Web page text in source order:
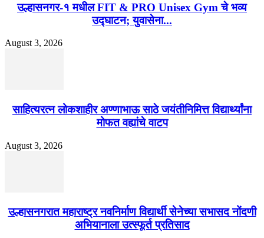
उल्हासनगर-१ मधील FIT & PRO Unisex Gym चे भव्य
उद्घाटन; युवासेना...
August 3, 2026
साहित्यरत्न लोकशाहीर अण्णाभाऊ साठे जयंतीनिमित्त विद्यार्थ्यांना
मोफत वह्यांचे वाटप
August 3, 2026
उल्हासनगरात महाराष्ट्र नवनिर्माण विद्यार्थी सेनेच्या सभासद नोंदणी
अभियानाला उत्स्फूर्त प्रतिसाद